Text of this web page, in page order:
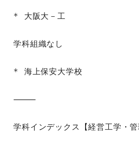
* 大阪大－工
学科組織なし
* 海上保安大学校
⸻
学科インデックス【経営工学・管